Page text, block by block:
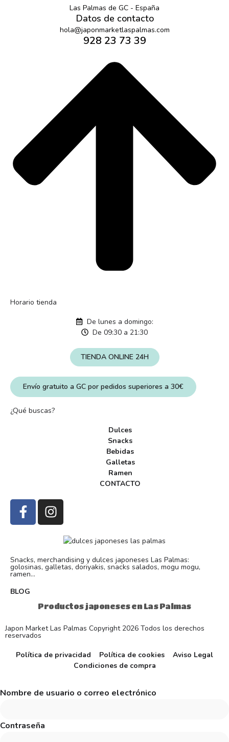
Snacks, merchandising y dulces japoneses Las Palmas:
golosinas, galletas, doriyakis, snacks salados, mogu mogu,
ramen...
BLOG
Productos japoneses en Las Palmas
¿Qué buscas?
Dulces
Snacks
Bebidas
Galletas
Ramen
CONTACTO
Horario tienda
De lunes a domingo:
De 09:30 a 21:30
TIENDA ONLINE 24H
Envío gratuito a GC por pedidos superiores a 30€
Las Palmas de GC - España
Datos de contacto
hola@japonmarketlaspalmas.com
928 23 73 39
Japon Market Las Palmas Copyright 2026 Todos los derechos
reservados
Política de privacidad
Política de cookies
Aviso Legal
Condiciones de compra
Nombre de usuario o correo electrónico
Contraseña